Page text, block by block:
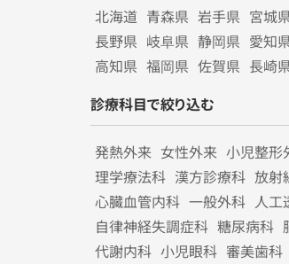
北海道 青森県 岩手県 宮城
長野県 岐阜県 静岡県 愛知
高知県 福岡県 佐賀県 長崎
診療科目で絞り込む
発熱外来 女性外来 小児整形
理学療法科 漢方診療科 放射
心臓血管内科 一般外科 人工
自律神経失調症科 糖尿病科
代謝内科 小児眼科 審美歯科